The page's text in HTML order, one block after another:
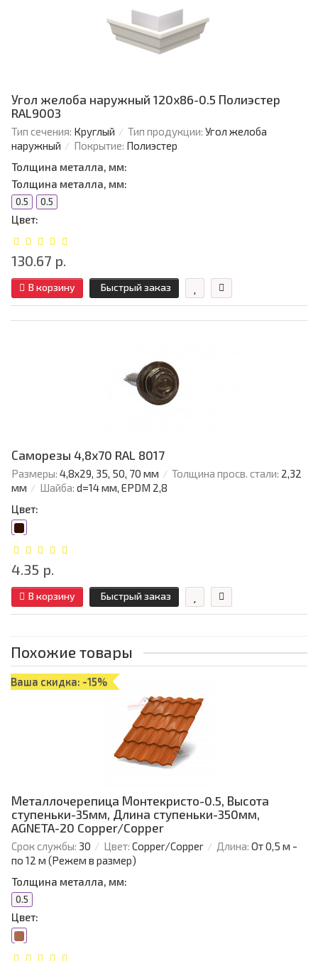
Угол желоба наружный 120х86-0.5 Полиэстер
RAL9003
Тип сечения: Круглый Тип продукции: Угол желоба
наружный
Покрытие: Полиэстер
Толщина металла, мм:
Толщина металла, мм:
0.5 0.5
Цвет:
130.67 р.
В корзину Быстрый заказ
Саморезы 4,8х70 RAL 8017
Размеры: 4,8х29, 35, 50, 70 мм Толщина просв. стали: 2,32
мм
Шайба: d=14 мм, EPDM 2,8
Цвет:
4.35 р.
В корзину Быстрый заказ
Похожие товары
Ваша скидка: -15%
Металлочерепица Монтекристо-0.5, Высота
ступеньки-35мм, Длина ступеньки-350мм,
AGNETA-20 Copper/Copper
Срок службы: 30 Цвет: Copper/Copper Длина: От 0,5 м -
по 12 м (Режем в размер)
Толщина металла, мм:
0.5
Цвет: